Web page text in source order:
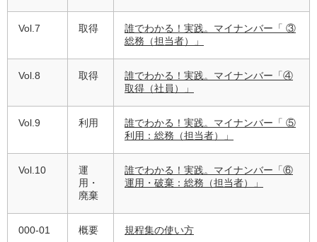
Vol.7 取得
誰でわかる！実践。マイナンバー「 ③
総務（担当者）」
Vol.8 取得
誰でわかる！実践。マイナンバー「④
取得（社員）」
Vol.9 利用
誰でわかる！実践。マイナンバー「 ⑤
利用：総務（担当者）」
Vol.10
運
用・
廃棄
誰でわかる！実践。マイナンバー「⑥
運用・破棄：総務（担当者）」
000-01 概要 規程集の使い方